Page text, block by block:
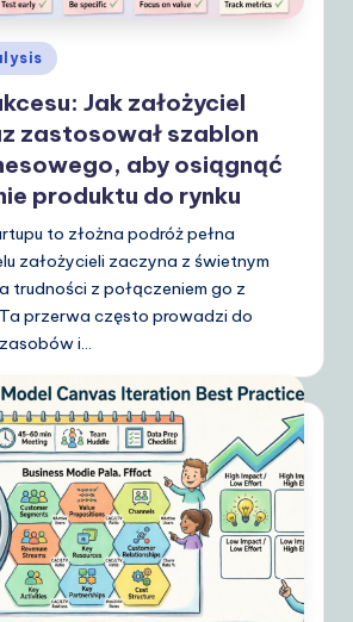
Jak założyciel
zastosował szablon
aby osiągnąć
produktu do rynku
to złożna podróż pełna
założycieli zaczyna z świetnym
trudności z połączeniem go z
Ta przerwa często prowadzi do
i…